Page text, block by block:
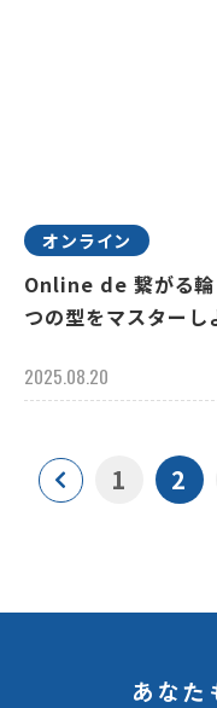
オンライン
Online de 繋がる輪
つの型をマスターし
2025.08.20
1 2
あなた